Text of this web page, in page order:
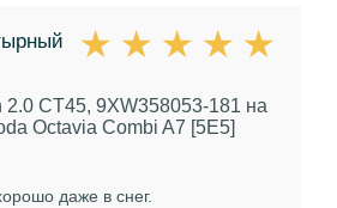
2.0 CT45, 9XW358053-181 на
Octavia Combi A7 [5E5]
даже в снег.